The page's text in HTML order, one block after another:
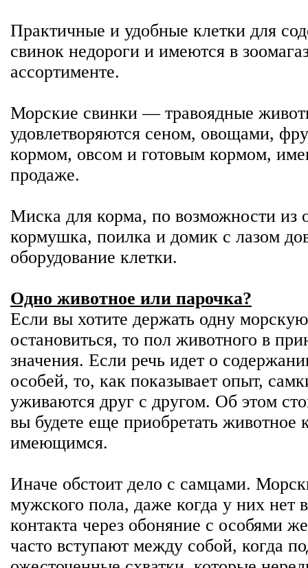
Практичные и удобные клетки для
свинок недороги и имеются в
ассортименте.
Морские свинки — травоядные
удовлетворяются сеном, овощами,
кормом, овсом и готовым кормом,
продаже.
Миска для корма, по возможности из
кормушка, поилка и домик с лазом
оборудование клетки.
Одно животное или парочка?
Если вы хотите держать одну
остановиться, то пол животного в
значения. Если речь идет о
особей, то, как показывает опыт,
уживаются друг с другом. Об этом
вы будете еще приобретать животное
имеющимся.
Иначе обстоит дело с самцами.
мужского пола, даже когда у них нет
контакта через обоняние с особями
часто вступают между собой, когда